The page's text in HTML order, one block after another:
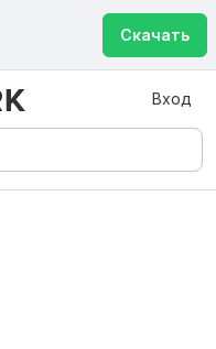
Скачать
Вход